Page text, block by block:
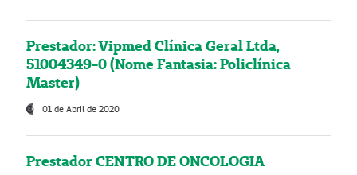
Prestador: Vipmed Clínica Geral Ltda,
51004349-0 (Nome Fantasia: Policlínica
Master)
01 de Abril de 2020
Prestador CENTRO DE ONCOLOGIA